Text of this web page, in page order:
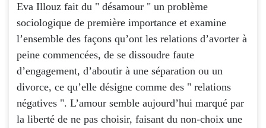
Eva Illouz fait du " désamour " un problème
sociologique de première importance et examine
l’ensemble des façons qu’ont les relations d’avorter à
peine commencées, de se dissoudre faute
d’engagement, d’aboutir à une séparation ou un
divorce, ce qu’elle désigne comme des " relations
négatives ". L’amour semble aujourd’hui marqué par
la liberté de ne pas choisir, faisant du non-choix une